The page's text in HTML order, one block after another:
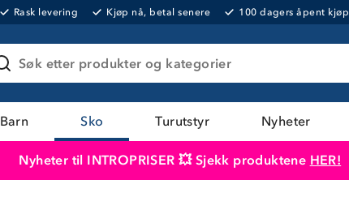
Rask levering Kjøp nå, betal senere 100 dagers åpent kjøp
Søk etter produkter og kategorier
Barn Sko Turutstyr Nyheter
Nyheter til INTROPRISER 💥 Sjekk produktene HER!